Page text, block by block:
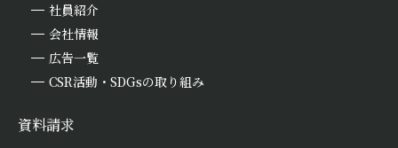
社員紹介
会社情報
広告一覧
CSR活動・SDGsの取り組み
資料請求